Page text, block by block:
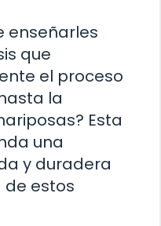
enseñarles
que
el proceso
la
Esta
una
y duradera
de estos